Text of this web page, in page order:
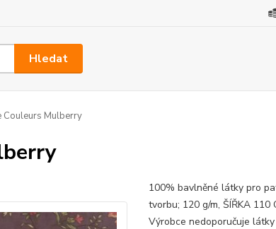
Hledat
Couleurs Mulberry
100% bavlněné látky pro
tvorbu; 120 g/m, ŠÍŘKA 110
Výrobce nedoporučuje